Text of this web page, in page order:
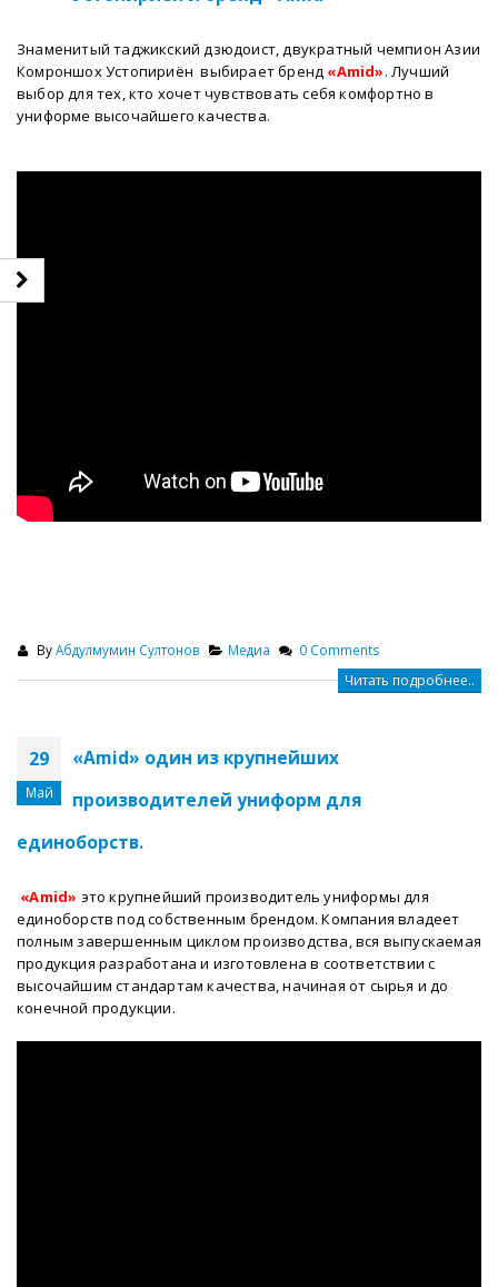
Знаменитый таджикский дзюдоист, двукратный чемпион Азии
Комроншох Устопириён выбирает бренд «Amid». Лучший
выбор для тех, кто хочет чувствовать себя комфортно в
униформе высочайшего качества.
ByАбдулмумин Султонов Медиа 0 Comments
Читать подробнее..
29
Май
«Amid» один из крупнейших
производителей униформ для
единоборств.
«Amid» это крупнейший производитель униформы для
единоборств под собственным брендом.Компания владеет
полным завершенным циклом производства, вся выпускаемая
продукция разработана и изготовлена в соответствии с
высочайшим стандартам качества, начиная от сырья и до
конечной продукции.